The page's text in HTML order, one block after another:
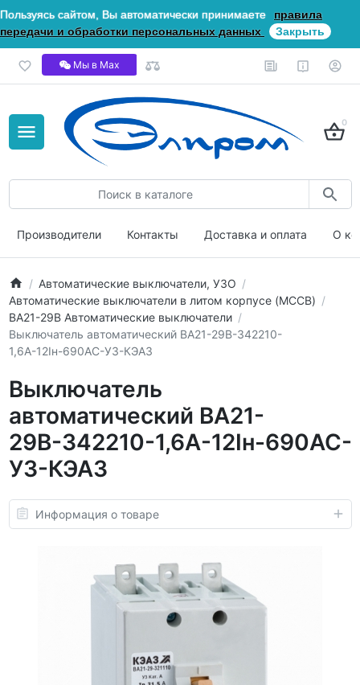
Пользуясь сайтом, Вы автоматически принимаете
правила
передачи и обработки персональных данных
Закрыть
Мы в Мах
0
Производители Контакты Доставка и оплата О
Автоматические выключатели, УЗО
Автоматические выключатели в литом корпусе (MCCB)
ВА21-29В Автоматические выключатели
Выключатель автоматический ВА21-29В-342210-
1,6А-12Iн-690AC-У3-КЭАЗ
Выключатель
автоматический ВА21-
29В-342210-1,6А-12Iн-690AC-
У3-КЭАЗ
Информация о товаре